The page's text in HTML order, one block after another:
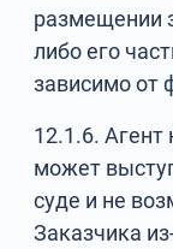
размещении
либо его
зависимо от
12.1.6. Агент
может
суде и не
Заказчика